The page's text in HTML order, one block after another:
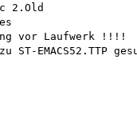
2.Old
vor Laufwerk !!!!